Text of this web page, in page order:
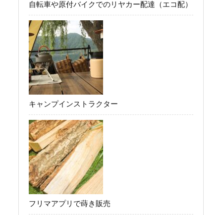
自転車や原付バイクでのリヤカー配達（エコ配）
キャンプインストラクター
フリマアプリで蒔き販売